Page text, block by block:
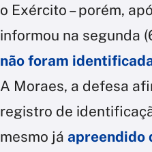
o Exército – porém,
informou na segunda
não foram
A Moraes, a defesa
registro de
mesmo já apreendido